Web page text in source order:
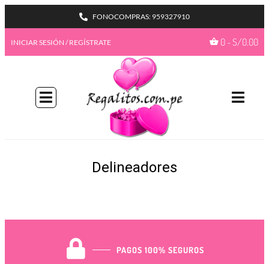
FONOCOMPRAS: 959327910
INICIAR SESIÓN / REGÍSTRATE 0-S/0.00
Delineadores
PAGOS 100% SEGUROS
BIENVENIDA A NUESTRO
PROGAMA GIFTBENEFITS
HAZTE MIEMBRO
Con más formas de desbloquear beneficios
emocionantes, este es su pase de acceso total a